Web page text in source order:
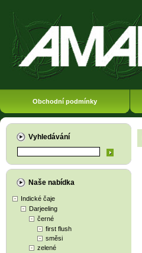
Obchodní podmínky
Vyhledávání
Naše nabídka
Indické čaje
Darjeeling
černé
first flush
směsi
zelené